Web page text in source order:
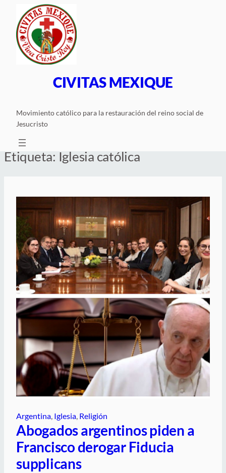
contenido
CIVITAS MEXIQUE
Movimiento católico para la restauración del reino social de
Jesucristo
Etiqueta: Iglesia católica
Argentina, Iglesia, Religión
Abogados argentinos piden a
Francisco derogar Fiducia
supplicans